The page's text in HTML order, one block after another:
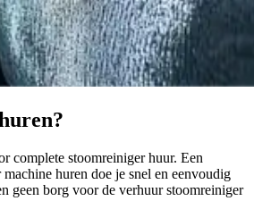
complete stoomreiniger huur. Een
huren doe je snel en eenvoudig
geen borg voor de verhuur stoomreiniger